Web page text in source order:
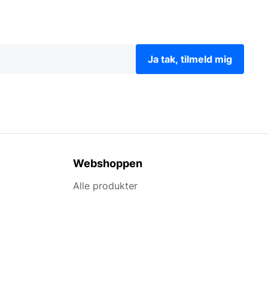
Ja tak, tilmeld mig
Webshoppen
Alle produkter